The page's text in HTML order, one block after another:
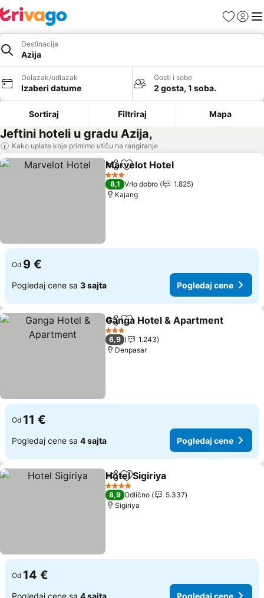
FavoritiPrijavi
Destinacija
Azija
Dolazak/odlazak
Izaberi datume
Gosti i sobe
2 gosta, 1 soba.
Sortiraj Filtriraj Mapa
Jeftini hoteli u gradu Azija,
Kako uplate koje primimo utiču na rangiranje
Deli Dodati u favorite
Marvelot Hotel
3 Zvezdice
8,1 Vrlo dobro
1.825
Kajang
Od 9 €
Pogledaj cene sa 3 sajta Pogledaj cene
Deli Dodati u favorite
Ganga Hotel & Apartment
3 Zvezdice
6,9
1.243
Denpasar
Od 11 €
Pogledaj cene sa 4 sajta Pogledaj cene
Deli Dodati u favorite
Hotel Sigiriya
4 Zvezdice
8,9 Odlično
5.337
Sigiriya
Od 14 €
Pogledaj cene sa 4 sajta Pogledaj cene